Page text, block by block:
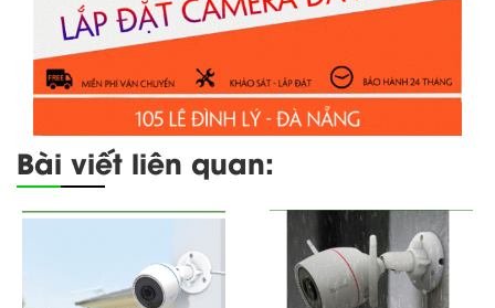
Bài viết liên quan: